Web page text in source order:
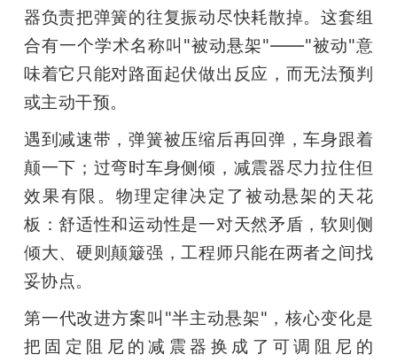
中
心
GAIR
题
爱
搞
器负责把弹簧的往复振动尽快耗散掉。这套组
合有一个学术名称叫"被动悬架"——"被动"意
味着它只能对路面起伏做出反应，而无法预判
或主动干预。
遇到减速带，弹簧被压缩后再回弹，车身跟着
颠一下；过弯时车身侧倾，减震器尽力拉住但
效果有限。物理定律决定了被动悬架的天花
板：舒适性和运动性是一对天然矛盾，软则侧
倾大、硬则颠簸强，工程师只能在两者之间找
妥协点。
第一代改进方案叫"半主动悬架"，核心变化是
把固定阻尼的减震器换成了可调阻尼的